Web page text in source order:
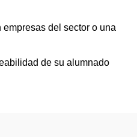
del sector o una
de su alumnado